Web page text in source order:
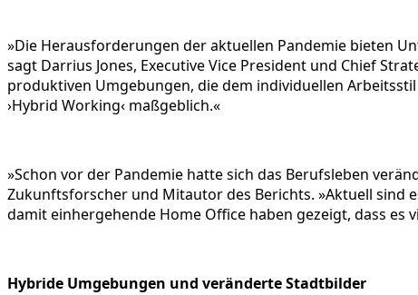
»Die Herausforderungen der aktuellen Pandemie bieten
sagt Darrius Jones, Executive Vice President und Chief
produktiven Umgebungen, die dem individuellen
›Hybrid Working‹ maßgeblich.«
»Schon vor der Pandemie hatte sich das Berufsleben
Zukunftsforscher und Mitautor des Berichts. »Aktuell sind
damit einhergehende Home Office haben gezeigt, dass
Hybride Umgebungen und veränderte Stadtbilder